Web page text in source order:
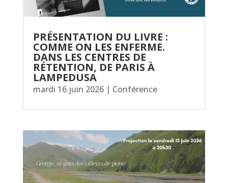
PRÉSENTATION DU LIVRE :
COMME ON LES ENFERME.
DANS LES CENTRES DE
RÉTENTION, DE PARIS À
LAMPEDUSA
mardi 16 juin 2026| Conférence